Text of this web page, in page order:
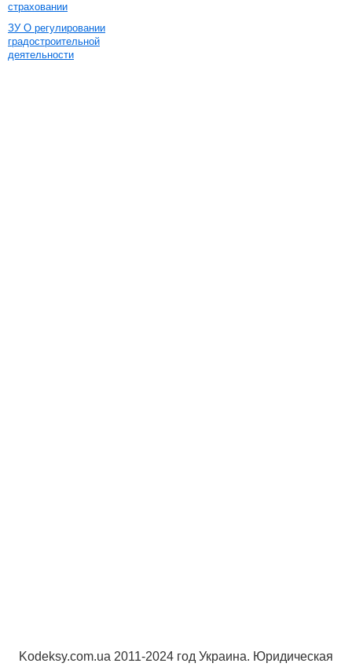
страховании
ЗУ О регулировании
градостроительной
деятельности
Kodeksy.com.ua 2011-2024 год Украина. Юридическая